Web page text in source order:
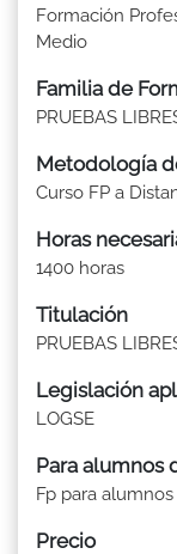
Formación
Medio
Familia de
PRUEBAS
Metodología
Curso FP a
Horas
1400 horas
Titulación
PRUEBAS
Legislación
LOGSE
Para alumnos
Fp para
Precio